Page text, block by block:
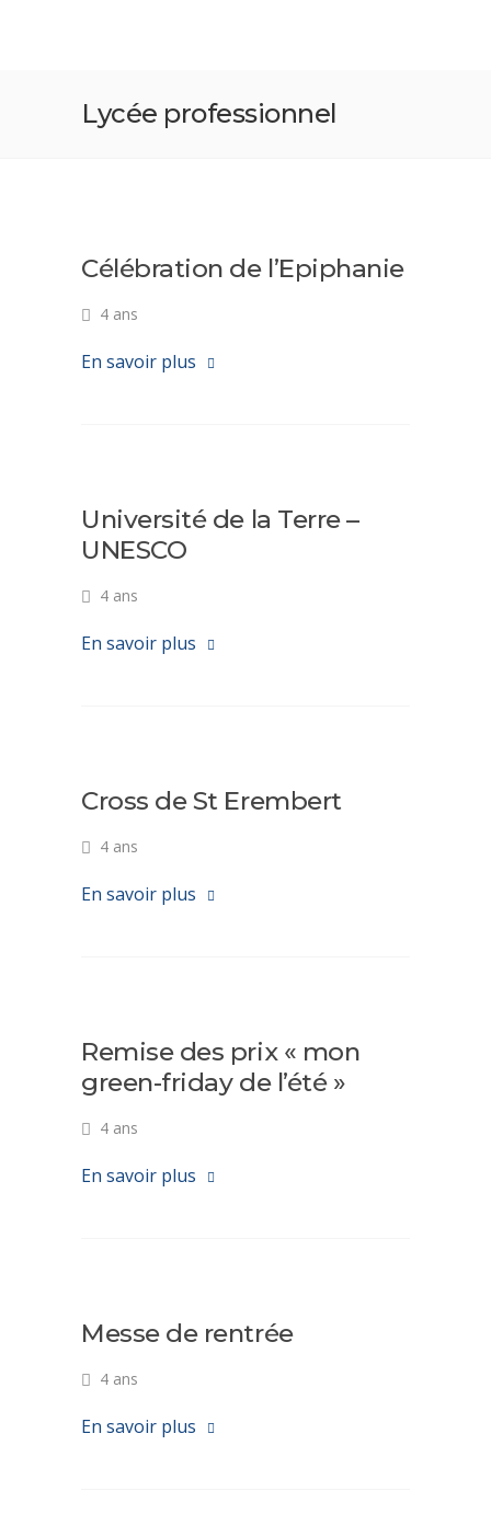
Lycée professionnel
Célébration de l’Epiphanie
4 ans
En savoir plus
Université de la Terre –
UNESCO
4 ans
En savoir plus
Cross de St Erembert
4 ans
En savoir plus
Remise des prix « mon
green-friday de l’été »
4 ans
En savoir plus
Messe de rentrée
4 ans
En savoir plus